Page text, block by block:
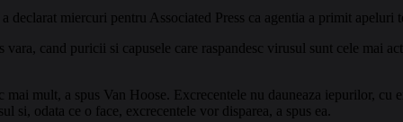
miercuri pentru Associated Press ca agentia a primit
vara, cand puricii si capusele care raspandesc virusul sunt cele mai
mai mult, a spus Van Hoose. Excrecentele nu dauneaza iepurilor,
si, odata ce o face, excrecentele vor disparea, a spus ea.